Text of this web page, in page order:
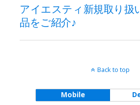
アイエスティ新規取り扱
品をご紹介♪
Back to top
Mobile